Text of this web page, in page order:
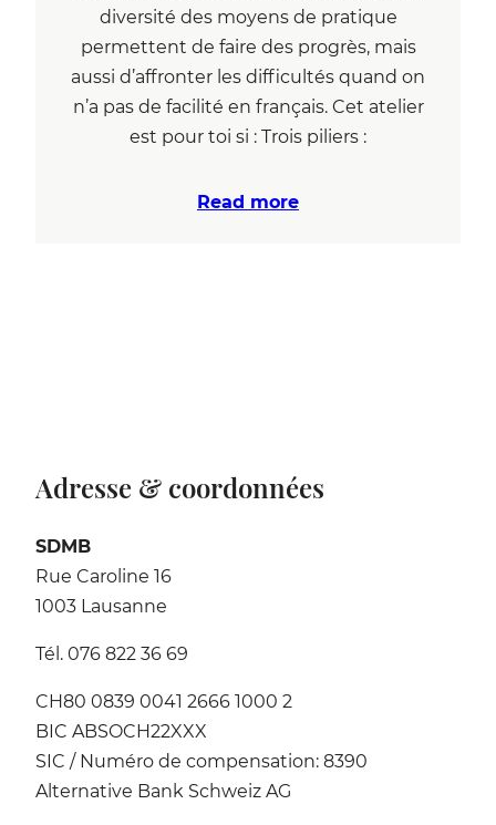
diversité des moyens de pratique
permettent de faire des progrès, mais
aussi d’affronter les difficultés quand on
n’a pas de facilité en français. Cet atelier
est pour toi si : Trois piliers :
Read more
Adresse & coordonnées
SDMB
Rue Caroline 16
1003 Lausanne
Tél. 076 822 36 69
CH80 0839 0041 2666 1000 2
BIC ABSOCH22XXX
SIC / Numéro de compensation: 8390
Alternative Bank Schweiz AG